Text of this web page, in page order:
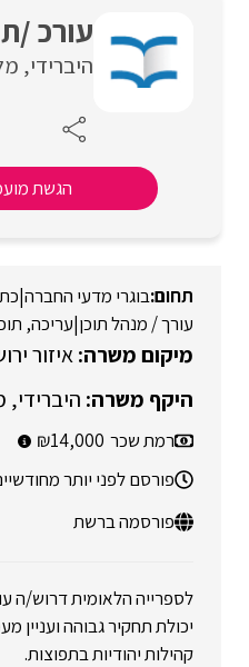
עורכ /
היברידי
הגשת
בוגרי מדעי החברה|
עורך / מנהל תוכן|עריכה,
איזור
היברידי
רמת שכר 14,000
פורסם לפני יותר
פורסמה ברשת
לספרייה הלאומית דרוש/ה
יכולת תחקיר גבוהה ועניין
קהילות יהודיות בתפוצות.